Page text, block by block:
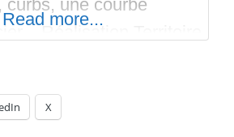
curbs, une courbe
Réalisation Territoire
Maitrise d’ouvrage :
Lumbin (38) Maitrise
Read more...
X